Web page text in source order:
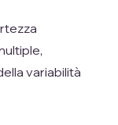
variabilità